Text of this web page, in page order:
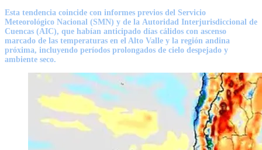
Esta tendencia coincide con informes previos del Servicio
Meteorológico Nacional (SMN) y de la Autoridad Interjurisdiccional de
Cuencas (AIC), que habían anticipado días cálidos con ascenso
marcado de las temperaturas en el Alto Valle y la región andina
próxima, incluyendo períodos prolongados de cielo despejado y
ambiente seco.